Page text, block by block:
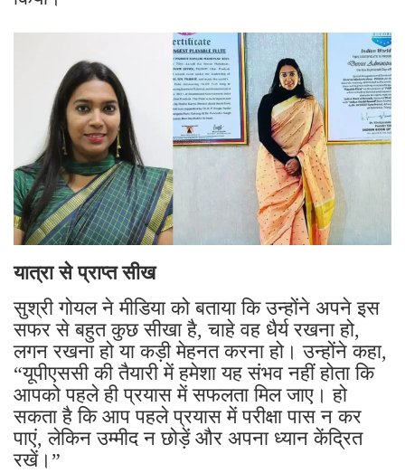
यात्रा से प्राप्त सीख
सुश्री गोयल ने मीडिया को बताया कि उन्होंने अपने इस
सफर से बहुत कुछ सीखा है, चाहे वह धैर्य रखना हो,
लगन रखना हो या कड़ी मेहनत करना हो। उन्होंने कहा,
“यूपीएससी की तैयारी में हमेशा यह संभव नहीं होता कि
आपको पहले ही प्रयास में सफलता मिल जाए। हो
सकता है कि आप पहले प्रयास में परीक्षा पास न कर
पाएं, लेकिन उम्मीद न छोड़ें और अपना ध्यान केंद्रित
रखें।”